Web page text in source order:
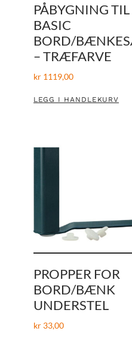
PÅBYGNING TIL
BASIC
BORD/
– TRÆFARVE
kr1119,00
LEGG I HANDLEKURV
PROPPER FOR
BORD/BÆNK
UNDERSTEL
kr33,00